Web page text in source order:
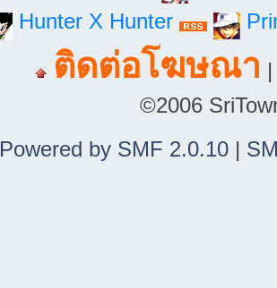
Hunter X Hunter
ติดต่อโฆษณา
©2006
Powered by SMF 2.0.10|